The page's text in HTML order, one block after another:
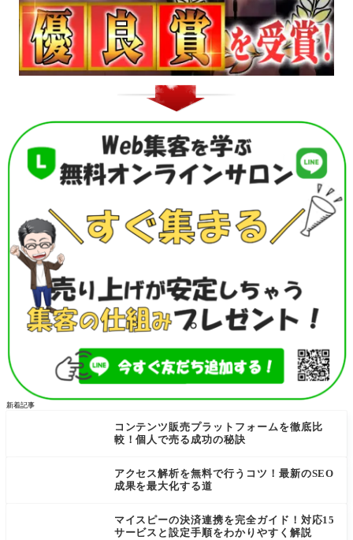
新着記事
コンテンツ販売プラットフォームを徹底比
較！個人で売る成功の秘訣
アクセス解析を無料で行うコツ！最新のSEO
成果を最大化する道
マイスピーの決済連携を完全ガイド！対応15
サービスと設定手順をわかりやすく解説